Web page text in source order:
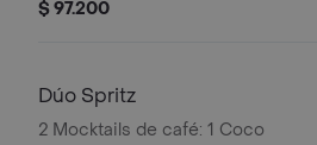
$ 97.200
Dúo Spritz
2 Mocktails de café: 1 Coco